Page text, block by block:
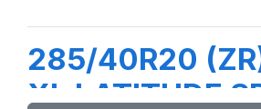
285/40R20
XL LATITUDE